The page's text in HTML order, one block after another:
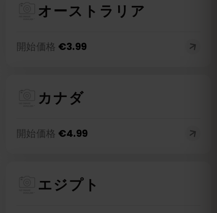
オーストラリア
開始価格 €3.99
カナダ
開始価格 €4.99
エジプト